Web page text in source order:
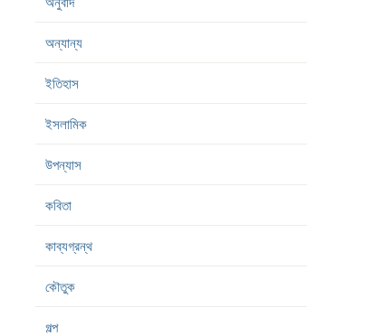
অন্যান্য
ইতিহাস
ইসলামিক
উপন্যাস
কবিতা
কাব্যগ্রন্থ
কৌতুক
গল্প